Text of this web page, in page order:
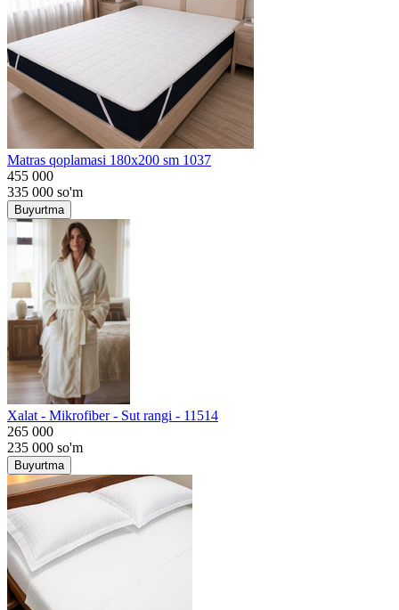
Matras qoplamasi 180x200 sm 1037
455 000
335 000 so'm
Buyurtma
Хalat - Mikrofiber - Sut rangi - 11514
265 000
235 000 so'm
Buyurtma